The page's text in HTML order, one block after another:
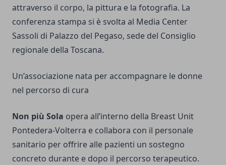
attraverso il corpo, la pittura e la fotografia. La
conferenza stampa si è svolta al Media Center
Sassoli di Palazzo del Pegaso, sede del Consiglio
regionale della Toscana.
Un’associazione nata per accompagnare le donne
nel percorso di cura
Non più Sola opera all’interno della Breast Unit
Pontedera-Volterra e collabora con il personale
sanitario per offrire alle pazienti un sostegno
concreto durante e dopo il percorso terapeutico.